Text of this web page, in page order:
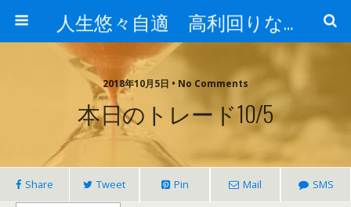
人生悠々自適 高利回りな投資法!
2018年10月5日 • No Comments
本日のトレード10/5
Share Tweet Pin Mail SMS